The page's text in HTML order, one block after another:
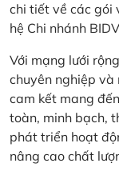
chi tiết về các gói
hệ Chi nhánh
Với mạng lưới
chuyên nghiệp và
cam kết mang
toàn, minh bạch,
phát triển hoạt
nâng cao chất